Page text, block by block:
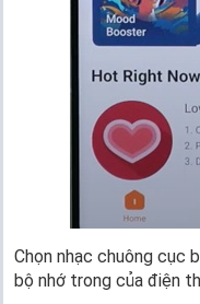
Chọn nhạc chuông cục
bộ nhớ trong của điện